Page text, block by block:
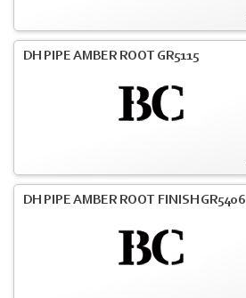
DH PIPE AMBER ROOT GR5115
DH PIPE AMBER ROOT FINISH GR5406